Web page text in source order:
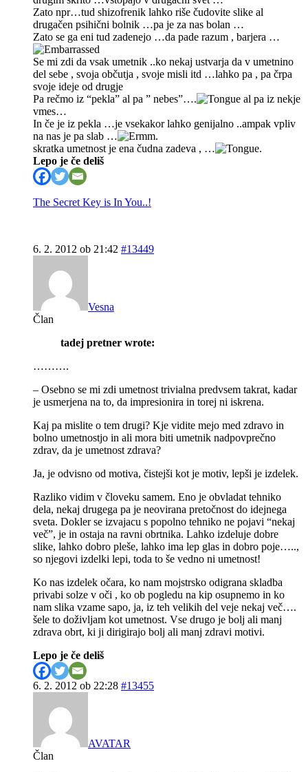
Zato npr…tud shizofrenik lahko riše čudovite slike al
drugačen psihični bolnik …pa je za nas bolan …
Zato se ga eni tud zadenejo …da pade razum , barjera …
Se mi zdi da vsak umetnik ..ko nekaj ustvarja da v umetnino
del sebe , svoja občutja , svoje misli itd …lahko pa , pa črpa
svoje ideje od drugje
Pa rečmo iz “pekla” al pa ” nebes”….
al pa iz nekje
vmes…
In če je iz pekla …je vsekakor lahko genijalno ..ampak vpliv
na nas je pa slab …
.
skratka umetnost je ena čudna zadeva , …
.
Lepo je če deliš
The Secret Key is In You..!
6. 2. 2012 ob 21:42 #13449
Vesna
Član
tadej pretner wrote:
……….
– Osebno se mi zdi umetnost trivialna predvsem takrat, kadar
je usmerjena na to, da impresionira in torej ni iskrena.
Kaj pa mislite o tem drugi? Kje vidite mejo med zdravo in
bolno umetnostjo in ali mora biti umetnik nadpovprečno
zdrav, da je umetnost zdrava?
Ja, je odvisno od motiva, čistejši kot je motiv, lepši je izdelek.
Razliko vidim v človeku samem. Eno je obvladat tehniko
dela, nekaj drugega pa je neovirana pretočnost do idejnega
sveta. Dokler se izvajacu s popolno tehniko ne pojavi “nekaj
več”, je in ostaja na ravni obrtnika. Lahko izdeluje dobre
slike, lahko dobro pleše, lahko ima lep glas in dobro poje…..,
so njegovi izdelki lepi, toda to še vedno ni umetnost!
Ko nas izdelek očara, ko nam mojstrsko odigrana skladba
privabi solze v oči , ko ob pogledu na kip osupnemo in ko
nam slika vzame sapo, ja, iz teh velikih del veje nekaj več….
šele to doživljam kot umetnost. Vse drugo je bolj ali manj
zdrava obrt, ki ji dirigirajo bolj ali manj zdravi motivi.
Lepo je če deliš
6. 2. 2012 ob 22:28 #13455
AVATAR
Član